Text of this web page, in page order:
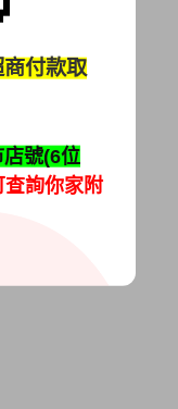
付款取
店號(6位
查詢你家附